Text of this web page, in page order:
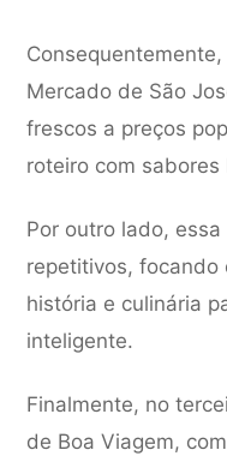
Mercado de São
frescos a preços
roteiro com sabores
Por outro lado,
repetitivos, focando
história e culinária
inteligente.
Finalmente, no
de Boa Viagem,